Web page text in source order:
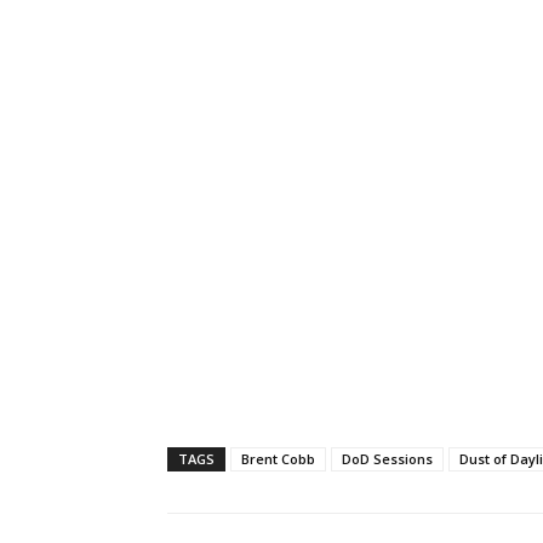
TAGS Brent Cobb DoD Sessions Dust of